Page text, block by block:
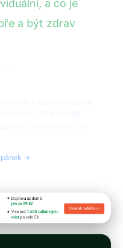
a co je
a být zdrav
→